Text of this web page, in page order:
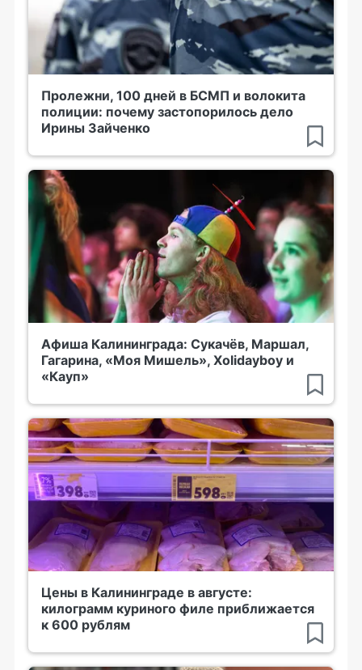
Пролежни, 100 дней в БСМП и волокита
полиции: почему застопорилось дело
Ирины Зайченко
Афиша Калининграда: Сукачёв, Маршал,
Гагарина, «Моя Мишель», Xolidayboy и
«Кауп»
Цены в Калининграде в августе:
килограмм куриного филе приближается
к 600 рублям